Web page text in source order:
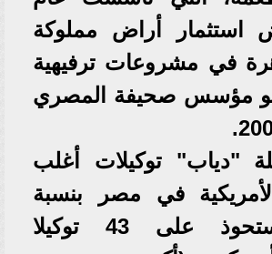
استثمار أراض مملوكة
في مشروعات ترفيهية
مؤسس صحيفة المصري
"دياب" توكيلات أغلب
في مصر بنسبة
70%، وتستحوذ على 43 توكيلا